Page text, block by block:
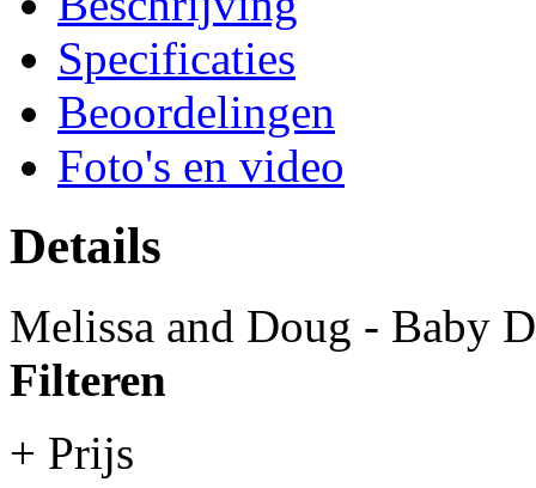
Specificaties
Beoordelingen
Foto's en video
Details
Melissa and Doug - Baby
Filteren
+ Prijs